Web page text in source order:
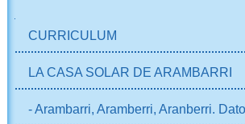
CURRICULUM
LA CASA SOLAR DE ARAMBARRI
- Arambarri, Aramberri, Aranberri.